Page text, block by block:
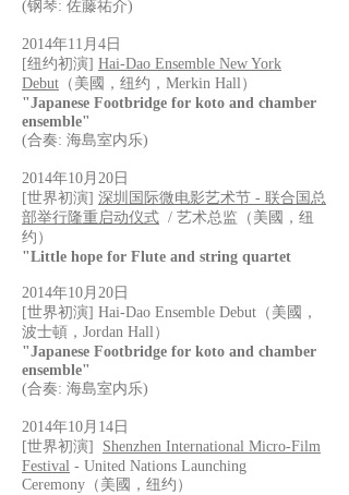
(钢琴: 佐藤祐介)
2014年11月4日
[纽约初演] Hai-Dao Ensemble New York
Debut （美國，纽约，Merkin Hall）
"Japanese Footbridge for koto and chamber
ensemble"
(合奏: 海島室内乐)
2014年10月20日
[世界初演] 深圳国际微电影艺术节 - 联合国总
部举行隆重启动仪式 / 艺术总监（美國，纽
约）
"Little hope for Flute and string quartet
2014年10月20日
[世界初演] Hai-Dao Ensemble Debut（美國，
波士頓，Jordan Hall）
"Japanese Footbridge for koto and chamber
ensemble"
(合奏: 海島室内乐)
2014年10月14日
[世界初演] Shenzhen International Micro-Film
Festival - United Nations Launching
Ceremony（美國，纽约）